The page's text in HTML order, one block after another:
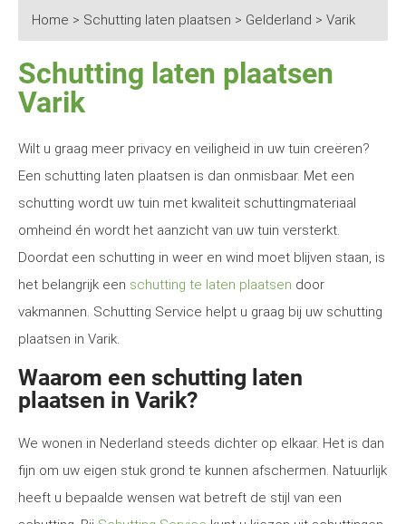
Home > Schutting laten plaatsen > Gelderland > Varik
Schutting laten plaatsen
Varik
Wilt u graag meer privacy en veiligheid in uw tuin creëren?
Een schutting laten plaatsen is dan onmisbaar. Met een
schutting wordt uw tuin met kwaliteit schuttingmateriaal
omheind én wordt het aanzicht van uw tuin versterkt.
Doordat een schutting in weer en wind moet blijven staan, is
het belangrijk een schutting te laten plaatsen door
vakmannen. Schutting Service helpt u graag bij uw schutting
plaatsen in Varik.
Waarom een schutting laten
plaatsen in Varik?
We wonen in Nederland steeds dichter op elkaar. Het is dan
fijn om uw eigen stuk grond te kunnen afschermen. Natuurlijk
heeft u bepaalde wensen wat betreft de stijl van een